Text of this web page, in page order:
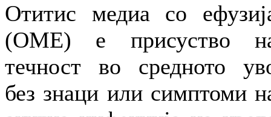
Отитис медиа со
(ОМЕ) е присуство
течност во средното
без знаци или симптоми